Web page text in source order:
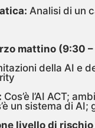
Analisi di un
mattino (9:30
della AI e
Cos’è l’AI ACT;
un sistema di AI;
livello di